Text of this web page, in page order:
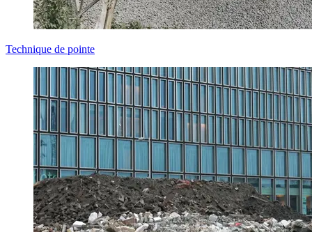
Technique de pointe